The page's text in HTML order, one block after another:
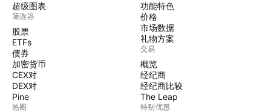
超级图表
筛选器
股票
ETFs
债券
加密货币
CEX对
DEX对
Pine
热图
功能特色
价格
市场数据
礼物方案
交易
概览
经纪商
经纪商比较
The Leap
特别优惠